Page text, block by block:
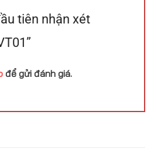
tiên nhận xét
để gửi đánh giá.